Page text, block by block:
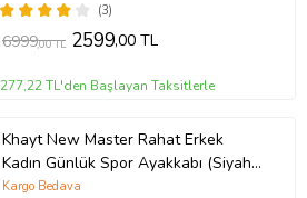
(3)
6999,00 TL 2599,00 TL
277,22 TL'den Başlayan Taksitlerle
Khayt New Master Rahat Erkek
Kadın Günlük Spor Ayakkabı (Siyah -
Beyaz)
Kargo Bedava